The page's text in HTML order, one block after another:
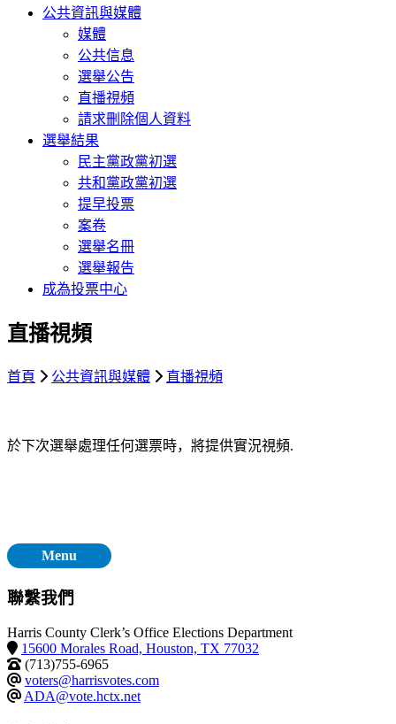
公共資訊與媒體
媒體
公共信息
選舉公告
直播視頻
請求刪除個人資料
選舉結果
民主黨政黨初選
共和黨政黨初選
提早投票
案卷
選舉名冊
選舉報告
成為投票中心
直播視頻
首頁 公共資訊與媒體 直播視頻
於下次選舉處理任何選票時，將提供實況視頻.
Menu
聯繫我們
Harris County Clerk’s Office Elections Department
15600 Morales Road, Houston, TX 77032
(713)755-6965
voters@harrisvotes.com
ADA@vote.hctx.net